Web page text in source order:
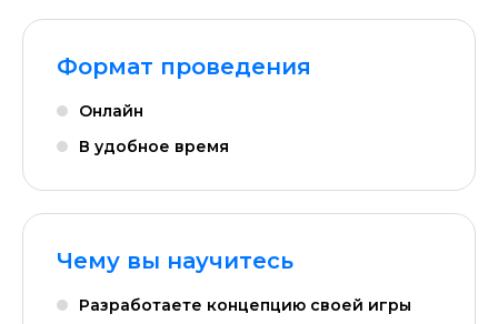
Формат проведения
Онлайн
В удобное время
Чему вы научитесь
Разработаете концепцию своей игры